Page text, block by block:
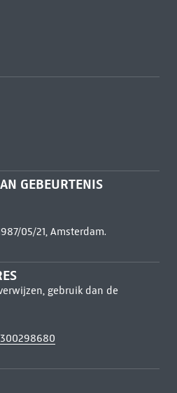
GEBEURTENIS
05/21, Amsterdam.
gebruik dan de